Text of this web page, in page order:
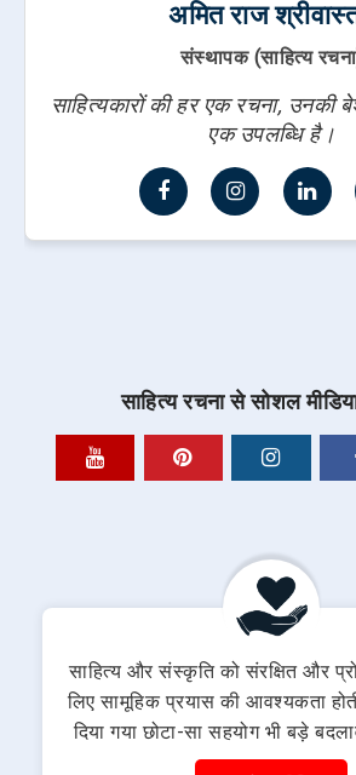
अमित राज
संस्थापक (साहित्य
साहित्यकारों की हर एक रचना, उनकी
एक उपलब्धि है।
साहित्य रचना से सोशल
साहित्य और संस्कृति को संरक्षित और
लिए सामूहिक प्रयास की आवश्यकता
दिया गया छोटा-सा सहयोग भी बड़े